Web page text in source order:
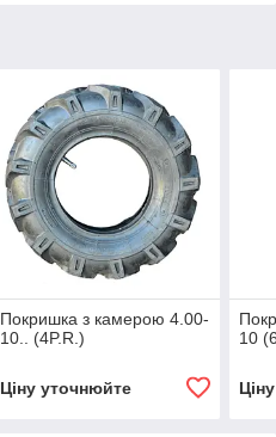
Покришка з камерою 4.00-
10.. (4P.R.)
Ціну уточнюйте
10